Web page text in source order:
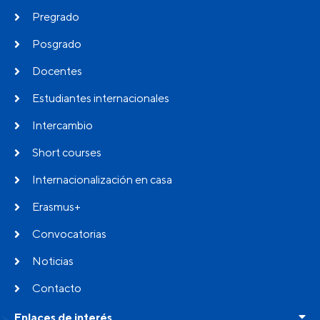
Pregrado
Posgrado
Docentes
Estudiantes internacionales
Intercambio
Short courses
Internacionalización en casa
Erasmus+
Convocatorias
Noticias
Contacto